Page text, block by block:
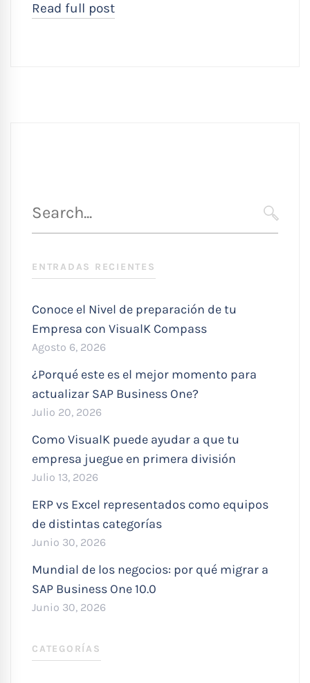
Read full post
para
ENTRADAS RECIENTES
Conoce el Nivel de preparación de tu
Empresa con VisualK Compass
Agosto 6, 2026
¿Porqué este es el mejor momento para
actualizar SAP Business One?
Julio 20, 2026
Como VisualK puede ayudar a que tu
empresa juegue en primera división
Julio 13, 2026
ERP vs Excel representados como equipos
de distintas categorías
Junio 30, 2026
Mundial de los negocios: por qué migrar a
SAP Business One 10.0
Junio 30, 2026
CATEGORÍAS